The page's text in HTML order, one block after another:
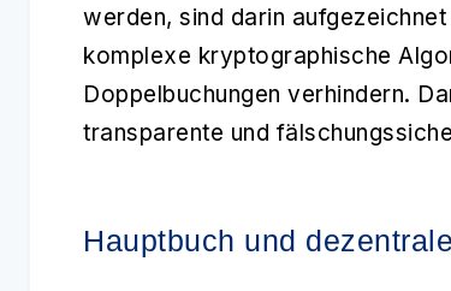
werden, sind darin
komplexe kryptographische
Doppelbuchungen verhindern.
transparente und
Hauptbuch und